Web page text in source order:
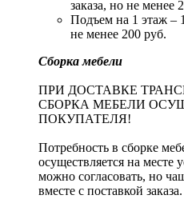
заказа, но не менее
Подъем на 1 этаж –
не менее 200 руб.
Сборка мебели
ПРИ ДОСТАВКЕ
СБОРКА МЕБЕЛИ
ПОКУПАТЕЛЯ!
Потребность в сборке
осуществляется на месте
можно согласовать, но
вместе с поставкой заказа.